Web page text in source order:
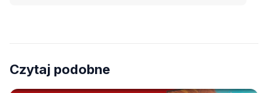
Czytaj podobne